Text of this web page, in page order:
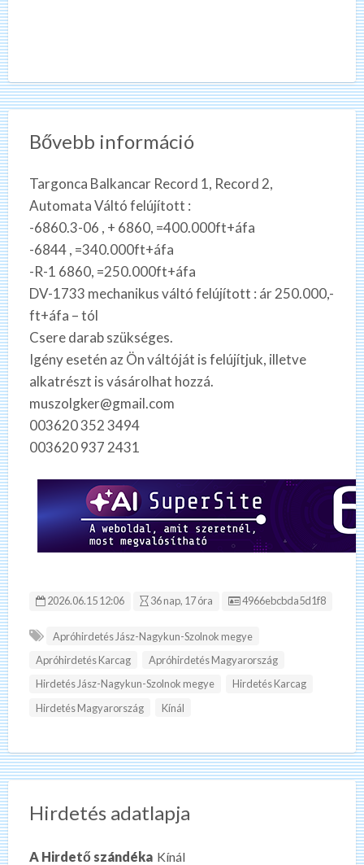
Bővebb információ
Targonca Balkancar Record 1, Record 2,
Automata Váltó felújított :
-6860.3-06 , + 6860, =400.000ft+áfa
-6844 , =340.000ft+áfa
-R-1 6860, =250.000ft+áfa
DV-1733 mechanikus váltó felújított : ár 250.000,-
ft+áfa – tól
Csere darab szükséges.
Igény esetén az Ön váltóját is felújítjuk, illetve
alkatrészt is vásárolhat hozzá.
muszolgker@gmail.com
003620 352 3494
003620 937 2431
2026.06.15 12:06 36 nap, 17 óra Hirdetés ID:
4966ebcbda5d1f8
Apróhirdetés Jász-Nagykun-Szolnok megye
Apróhirdetés Karcag
Apróhirdetés Magyarország
Hirdetés Jász-Nagykun-Szolnok megye
Hirdetés Karcag
Hirdetés Magyarország
Kínál
Hirdetés adatlapja
A Hirdető szándéka Kínál